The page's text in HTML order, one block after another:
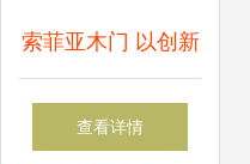
索菲亚木门 以创新
智造引领木门行
查看详情